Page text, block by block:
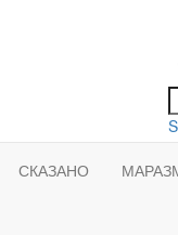
СКАЗАНО